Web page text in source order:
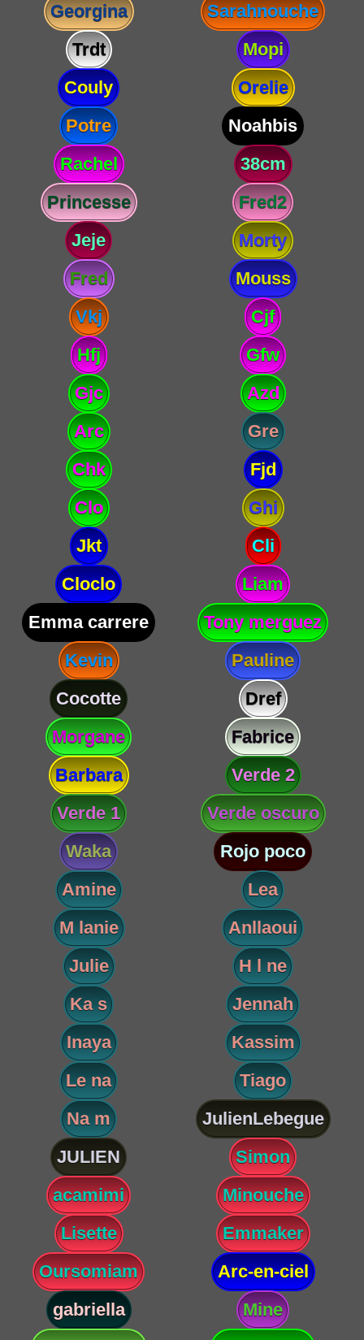
Georgina
Sarahnouche
Trdt
Mopi
Couly
Orelie
Potre
Noahbis
Rachel
38cm
Princesse
Fred2
Jeje
Morty
Fred
Mouss
Vkj
Cjf
Hfj
Gfw
Gjc
Azd
Arc
Gre
Chk
Fjd
Clo
Ghi
Jkt
Cli
Cloclo
Liam
Emma carrere
Tony merguez
Kevin
Pauline
Cocotte
Dref
Morgane
Fabrice
Barbara
Verde 2
Verde 1
Verde oscuro
Waka
Rojo poco
Amine
Lea
M lanie
Anllaoui
Julie
H l ne
Ka s
Jennah
Inaya
Kassim
Le na
Tiago
Na m
JulienLebegue
JULIEN
Simon
acamimi
Minouche
Lisette
Emmaker
Oursomiam
Arc-en-ciel
gabriella
Mine